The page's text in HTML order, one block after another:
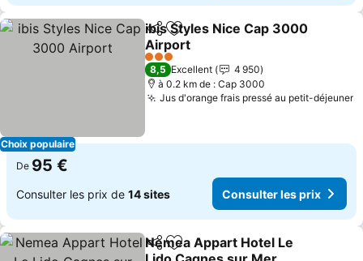
Choix populaire
PartagerAjouter à mes favoris
ibis Styles Nice Cap 3000
Airport
Consulter les prix
3 Étoiles
8,5 Excellent
4 950
à 0.2 km de : Cap 3000
Jus d'orange frais pressé au petit-déjeuner
De 95 €
Consulter les prix de 14 sites Consulter les prix
PartagerAjouter à mes favoris
Nemea Appart Hotel Le